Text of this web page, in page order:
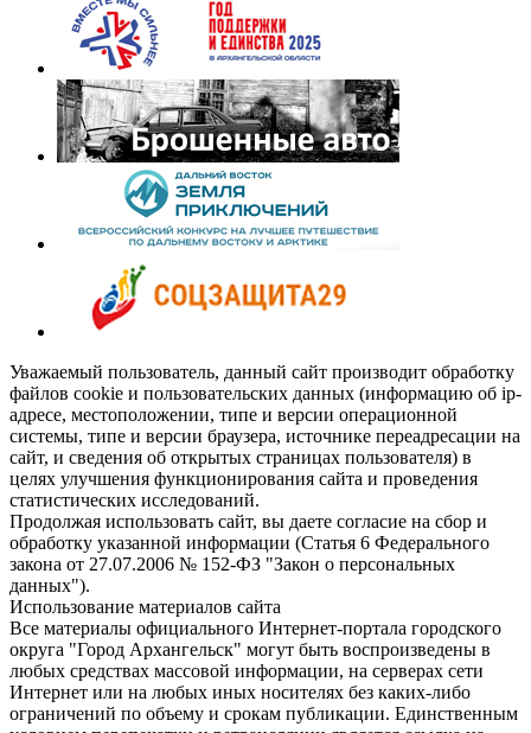
Уважаемый пользователь, данный сайт производит обработку
файлов cookie и пользовательских данных (информацию об ip-
адресе, местоположении, типе и версии операционной
системы, типе и версии браузера, источнике переадресации на
сайт, и сведения об открытых страницах пользователя) в
целях улучшения функционирования сайта и проведения
статистических исследований.
Продолжая использовать сайт, вы даете согласие на сбор и
обработку указанной информации (Статья 6 Федерального
закона от 27.07.2006 № 152-ФЗ "Закон о персональных
данных").
Использование материалов сайта
Все материалы официального Интернет-портала городского
округа "Город Архангельск" могут быть воспроизведены в
любых средствах массовой информации, на серверах сети
Интернет или на любых иных носителях без каких-либо
ограничений по объему и срокам публикации. Единственным